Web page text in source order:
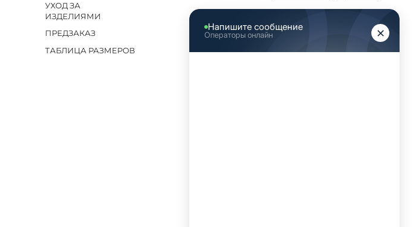
УХОД ЗА
ИЗДЕЛИЯМИ
ПРЕДЗАКАЗ
ТАБЛИЦА РАЗМЕРОВ